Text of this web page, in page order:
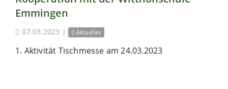
Emmingen
07.03.2023 | Aktuelles
1. Aktivität Tischmesse am 24.03.2023